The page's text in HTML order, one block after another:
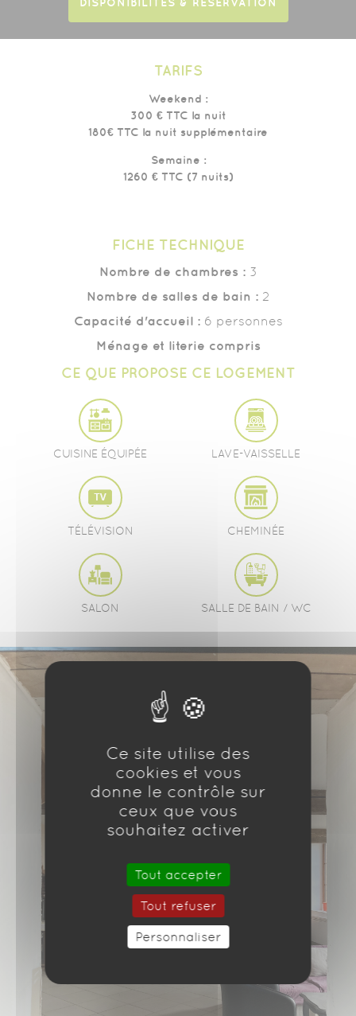
DISPONIBILITÉS & RÉSERVATION
TARIFS
Weekend :
300 € TTC la nuit
180€ TTC la nuit supplémentaire
Semaine :
1260 € TTC (7 nuits)
FICHE TECHNIQUE
Nombre de chambres : 3
Nombre de salles de bain : 2
Capacité d'accueil : 6 personnes
Ménage et literie compris
CE QUE PROPOSE CE LOGEMENT
CUISINE ÉQUIPÉE LAVE-VAISSELLE
TÉLÉVISION CHEMINÉE
SALON SALLE DE BAIN / WC
Ce site utilise des
cookies et vous
donne le contrôle sur
ceux que vous
souhaitez activer
Tout accepter
Tout refuser
Personnaliser